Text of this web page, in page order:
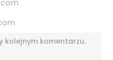
kolejnym komentarzu.